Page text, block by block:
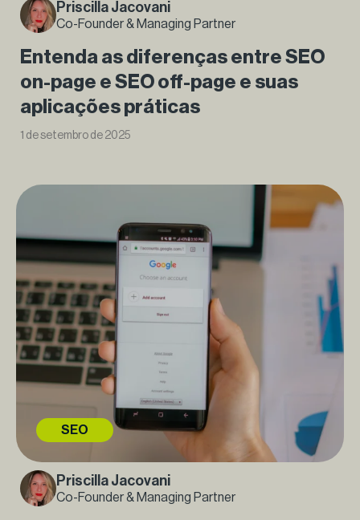
Priscilla Jacovani
Co-Founder & Managing Partner
Entenda as diferenças entre SEO
on-page e SEO off-page e suas
aplicações práticas
1 de setembro de 2025
SEO
Priscilla Jacovani
Co-Founder & Managing Partner